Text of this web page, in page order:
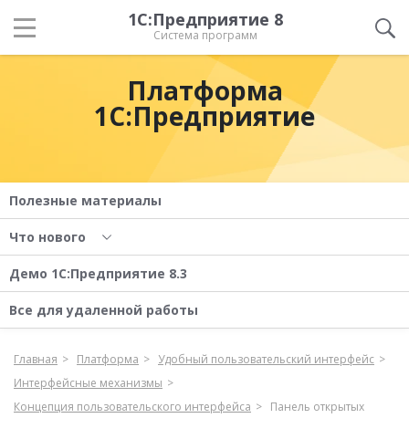
1С:Предприятие 8
Система программ
Платформа
1С:Предприятие
Полезные материалы
Что нового
Демо 1С:Предприятие 8.3
Все для удаленной работы
Главная Платформа
Удобный пользовательский интерфейс
Интерфейсные механизмы
Концепция пользовательского интерфейса
Панель открытых